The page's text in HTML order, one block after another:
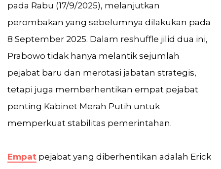
pada Rabu (17/9/2025), melanjutkan
perombakan yang sebelumnya dilakukan pada
8 September 2025. Dalam reshuffle jilid dua ini,
Prabowo tidak hanya melantik sejumlah
pejabat baru dan merotasi jabatan strategis,
tetapi juga memberhentikan empat pejabat
penting Kabinet Merah Putih untuk
memperkuat stabilitas pemerintahan.
Empat pejabat yang diberhentikan adalah Erick